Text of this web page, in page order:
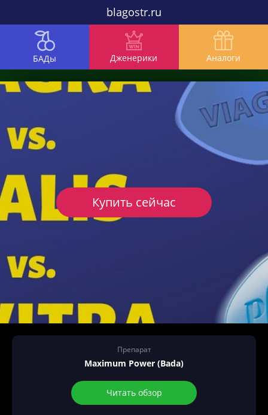
blagostr.ru
БАДы Дженерики Аналоги
Препарат
Maximum Power (Bada)
Читать обзор
Купить сейчас